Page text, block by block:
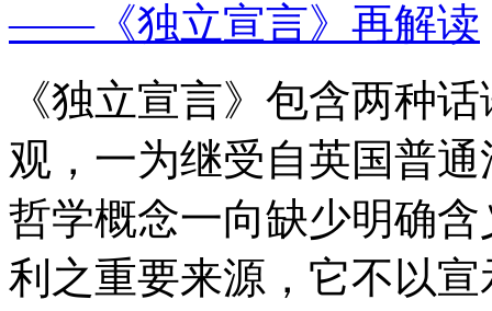
——《独立宣言》再解读
《独立宣言》包含两种
观，一为继受自英国普
哲学概念一向缺少明确
利之重要来源，它不以